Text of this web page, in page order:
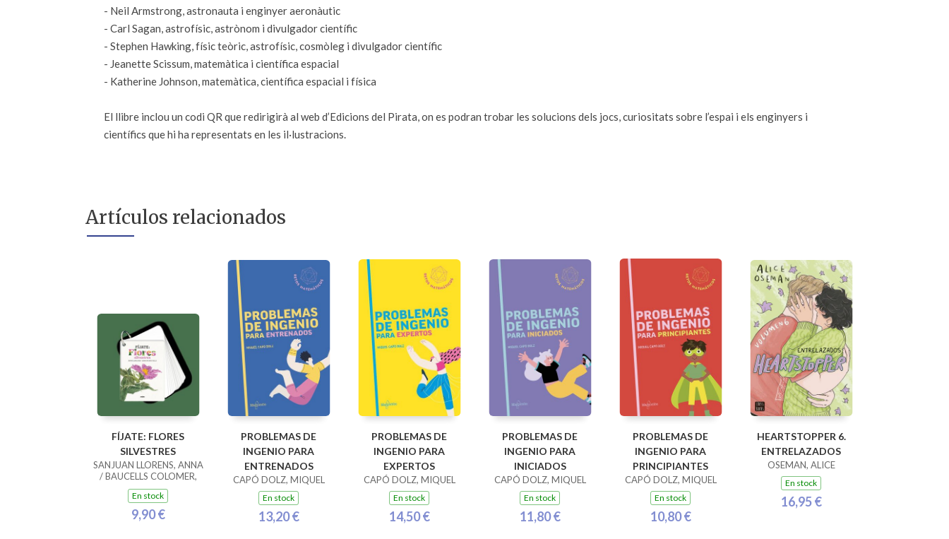
- Neil Armstrong, astronauta i enginyer aeronàutic
- Carl Sagan, astrofísic, astrònom i divulgador científic
- Stephen Hawking, físic teòric, astrofísic, cosmòleg i divulgador científic
- Jeanette Scissum, matemàtica i científica espacial
- Katherine Johnson, matemàtica, científica espacial i física
El llibre inclou un codi QR que redirigirà al web d’Edicions del Pirata, on es podran trobar les solucions dels jocs, curiositats sobre l’espai i els enginyers i
científics que hi ha representats en les il·lustracions.
Artículos relacionados
FÍJATE: FLORES
SILVESTRES
SANJUAN LLORENS, ANNA
/ BAUCELLS COLOMER,
RAMON
En stock
9,90 €
PROBLEMAS DE
INGENIO PARA
ENTRENADOS
CAPÓ DOLZ, MIQUEL
En stock
13,20 €
PROBLEMAS DE
INGENIO PARA
EXPERTOS
CAPÓ DOLZ, MIQUEL
En stock
14,50 €
PROBLEMAS DE
INGENIO PARA
INICIADOS
CAPÓ DOLZ, MIQUEL
En stock
11,80 €
PROBLEMAS DE
INGENIO PARA
PRINCIPIANTES
CAPÓ DOLZ, MIQUEL
En stock
10,80 €
HEARTSTOPPER 6.
ENTRELAZADOS
OSEMAN, ALICE
En stock
16,95 €